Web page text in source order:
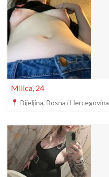
Milica, 24
Bijeljina, Bosna i Hercegovina